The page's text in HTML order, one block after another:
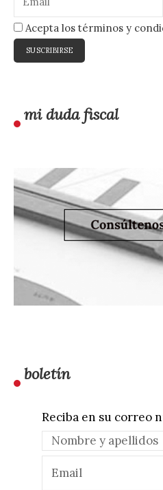
Acepta los términos y
mi duda fiscal
boletín
Reciba en su correo